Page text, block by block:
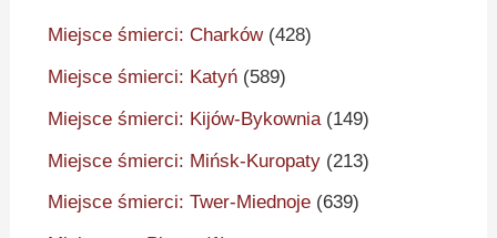
Miejsce śmierci: Charków(428)
Miejsce śmierci: Katyń (589)
Miejsce śmierci: Kijów-Bykownia(149)
Miejsce śmierci: Mińsk-Kuropaty (213)
Miejsce śmierci: Twer-Miednoje (639)